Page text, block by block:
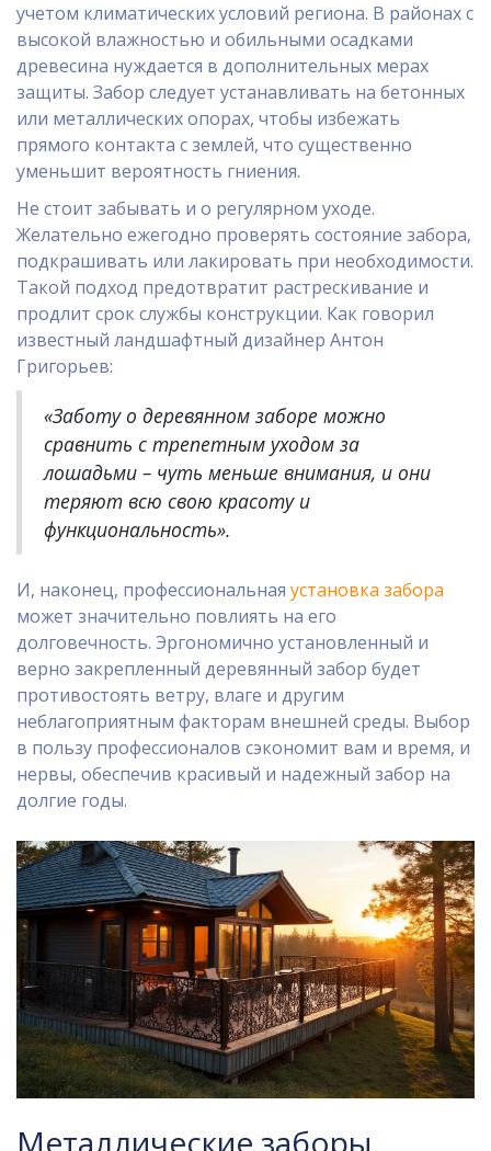
учетом климатических условий региона. В районах с
высокой влажностью и обильными осадками
древесина нуждается в дополнительных мерах
защиты. Забор следует устанавливать на бетонных
или металлических опорах, чтобы избежать
прямого контакта с землей, что существенно
уменьшит вероятность гниения.
Не стоит забывать и о регулярном уходе.
Желательно ежегодно проверять состояние забора,
подкрашивать или лакировать при необходимости.
Такой подход предотвратит растрескивание и
продлит срок службы конструкции. Как говорил
известный ландшафтный дизайнер Антон
Григорьев:
«Заботу о деревянном заборе можно
сравнить с трепетным уходом за
лошадьми – чуть меньше внимания, и они
теряют всю свою красоту и
функциональность».
И, наконец, профессиональная установка забора
может значительно повлиять на его
долговечность. Эргономично установленный и
верно закрепленный деревянный забор будет
противостоять ветру, влаге и другим
неблагоприятным факторам внешней среды. Выбор
в пользу профессионалов сэкономит вам и время, и
нервы, обеспечив красивый и надежный забор на
долгие годы.
Металлические заборы